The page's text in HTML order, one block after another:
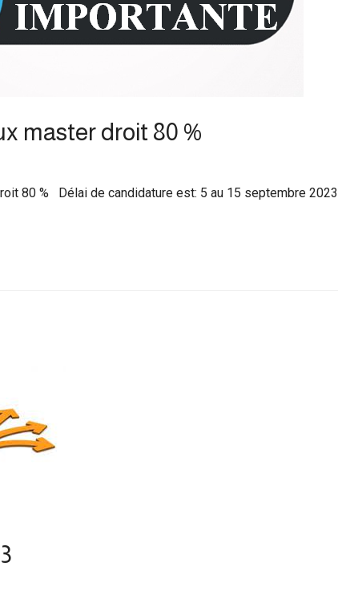
master droit 80 %
80 % Délai de candidature est: 5 au 15 septembre 2023